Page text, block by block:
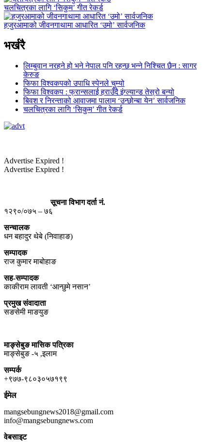
चलचित्रका लागि ‘सिकुम’ गीत रेकर्ड
हजुरआमाको जीवनगाथामा आधारित ‘उमो’ सार्वजनिक
भर्खरै
लिम्बुवान नरहने हो भने नेपाल पनि रहन्छ भन्ने निश्चित छैन : सागर
केरुङ
फिफा विश्वकपको उपाधि स्पेनले चुम्यो
फिफा विश्वकप : फ्रान्सलाई हराउँदै इंग्ल्यान्ड तेस्रो बन्यो
बिवश र निरन्ताको आवाजमा पालाम ‘उन्छोन्बा येन’ सार्वजनिक
चलचित्रका लागि ‘सिकुम’ गीत रेकर्ड
Advertise Expired !
Advertise Expired !
सूचना विभाग दर्ता नं.
१२९०/०७५ – ७६
सन्चालक
धन बहादुर थेबे (निवाहाङ)
सम्पादक
राज कुमार माबोहाङ
सह-सम्पादक
काकीराम लावती ‘आन्छुमे नसान’
प्रमुख संवादाता
सङसेमी माङयुङ
माङ्सेबुङ मासिक पत्रिका
माङ्सेबुङ -५ ,इलाम
सम्पर्क
+९७७-९८०३०५७१९९
ईमेल
mangsebungnews2018@gmail.com
info@mangsebungnews.com
वेबसाइट